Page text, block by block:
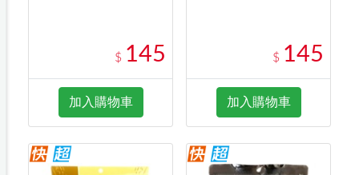
$ 145
加入購物車
$ 145
加入購物車